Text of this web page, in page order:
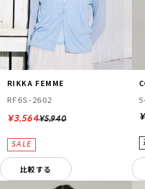
RIKKA FEMME
RF6S-2602
¥5,940
¥3,564
比較する